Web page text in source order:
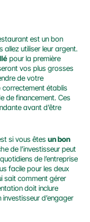
est un bon
utiliser leur argent.
pour la première
vos plus grosses
de votre
correctement établis
de financement. Ces
avant d’être
si vous êtes un bon
de l’investisseur peut
de l’entreprise
facile pour les deux
sait comment gérer
doit inclure
d’engager